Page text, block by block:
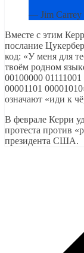
— Jim Carrey
Вместе с этим
послание
код: «У меня для
твоём родном
00100000
00001101
означают «иди к
В феврале Керри
протеста против
президента США.